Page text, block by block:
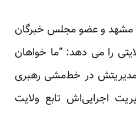
امام جمعه مشهد و عضو مجلس خبرگان
را می دهد: “ما خواهان
در خط‌مشی رهبری
اجرایی‌اش تابع ولایت